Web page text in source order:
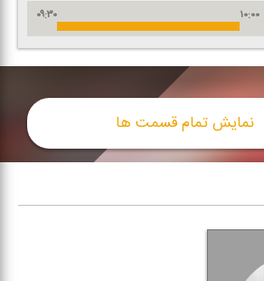
۰۹:۳۰ ۱۰:۰۰
نمایش تمام قسمت ها